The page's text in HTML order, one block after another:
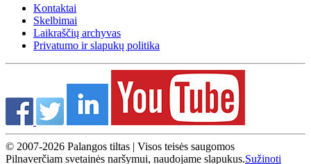
Kontaktai
Skelbimai
Laikraščių archyvas
Privatumo ir slapukų politika
© 2007-2026 Palangos tiltas | Visos teisės saugomos
Pilnaverčiam svetainės naršymui, naudojame slapukus.Sužinoti